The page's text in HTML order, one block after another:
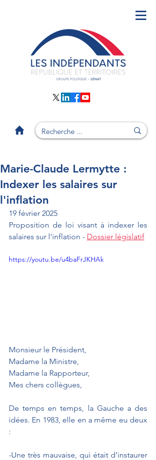
Marie-Claude Lermytte :
Indexer les salaires sur
l'inflation
19 février 2025
Proposition de loi visant à indexer les
salaires sur l'inflation - Dossier législatif
https://youtu.be/u4baFrJKHAk
Monsieur le Président,
Madame la Ministre,
Madame la Rapporteur,
Mes chers collègues,
De temps en temps, la Gauche a des
idées. En 1983, elle en a même eu deux
:
-Une très mauvaise, qui était d’instaurer